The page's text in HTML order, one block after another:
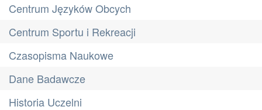
Centrum Języków Obcych
Centrum Sportu i Rekreacji
Czasopisma Naukowe
Dane Badawcze
Historia Uczelni